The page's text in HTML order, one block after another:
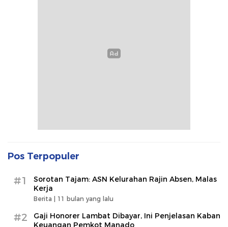
Pos Terpopuler
#1
Sorotan Tajam: ASN Kelurahan Rajin Absen, Malas
Kerja
Berita | 11 bulan yang lalu
#2
Gaji Honorer Lambat Dibayar, Ini Penjelasan Kaban
Keuangan Pemkot Manado